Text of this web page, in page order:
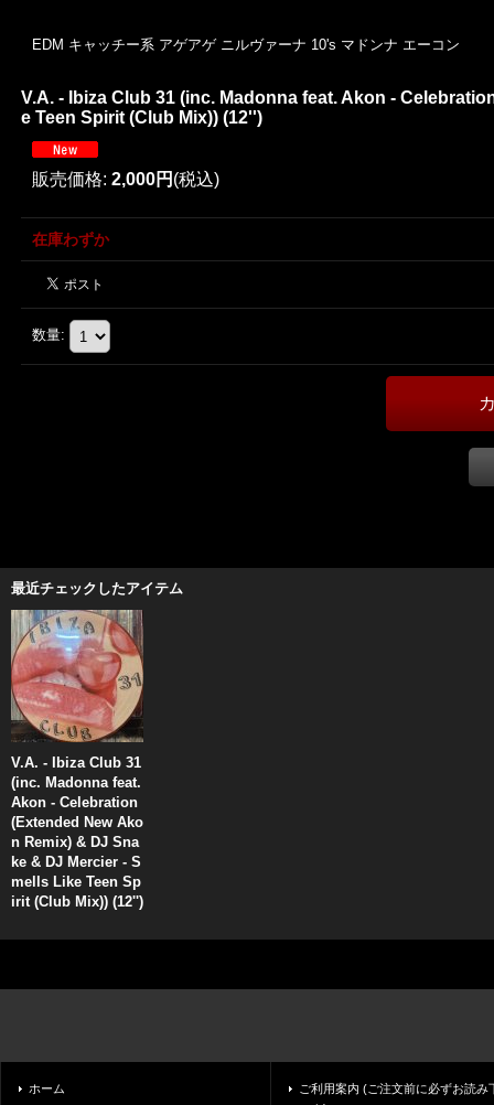
EDM キャッチー系 アゲアゲ ニルヴァーナ 10's マドンナ エーコン
V.A. - Ibiza Club 31 (inc. Madonna feat. Akon -
e Teen Spirit (Club Mix)) (12'')
販売価格: 2,000円 (税込)
在庫わずか
数量:
最近チェックしたアイテム
V.A. - Ibiza Club 31
(inc. Madonna feat.
Akon - Celebration
(Extended New Ako
n Remix) & DJ Sna
ke & DJ Mercier - S
mells Like Teen Sp
irit (Club Mix)) (12'')
ホーム
ご利用案内 (ご注文前に必ずお読み